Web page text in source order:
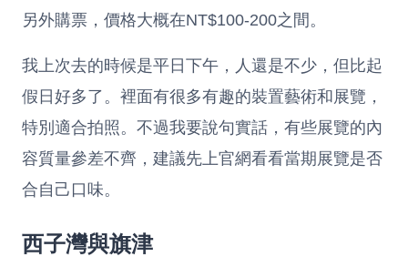
另外購票，價格大概在NT$100-200之間。
我上次去的時候是平日下午，人還是不少，但比起
假日好多了。裡面有很多有趣的裝置藝術和展覽，
特別適合拍照。不過我要說句實話，有些展覽的內
容質量參差不齊，建議先上官網看看當期展覽是否
合自己口味。
西子灣與旗津